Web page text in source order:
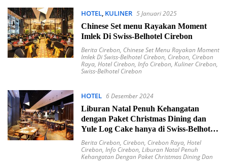
HOTEL, KULINER 5 Januari 2025
Chinese Set menu Rayakan Moment
Imlek Di Swiss-Belhotel Cirebon
Berita Cirebon, Chinese Set Menu Rayakan Moment
Imlek Di Swiss-Belhotel Cirebon, Cirebon, Cirebon
Raya, Hotel Cirebon, Info Cirebon, Kuliner Cirebon,
Swiss-Belhotel Cirebon
HOTEL 6 Desember 2024
Liburan Natal Penuh Kehangatan
dengan Paket Christmas Dining dan
Yule Log Cake hanya di Swiss-Belhotel
Cirebon
Berita Cirebon, Cirebon, Cirebon Raya, Hotel
Cirebon, Info Cirebon, Liburan Natal Penuh
Kehangatan Dengan Paket Christmas Dining Dan